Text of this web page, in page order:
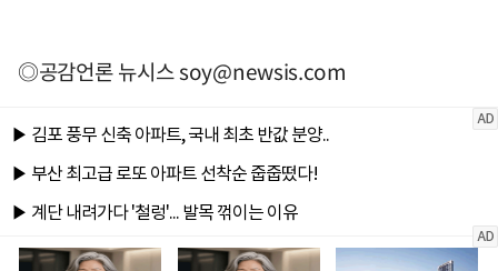
◎공감언론 뉴시스soy@newsis.com